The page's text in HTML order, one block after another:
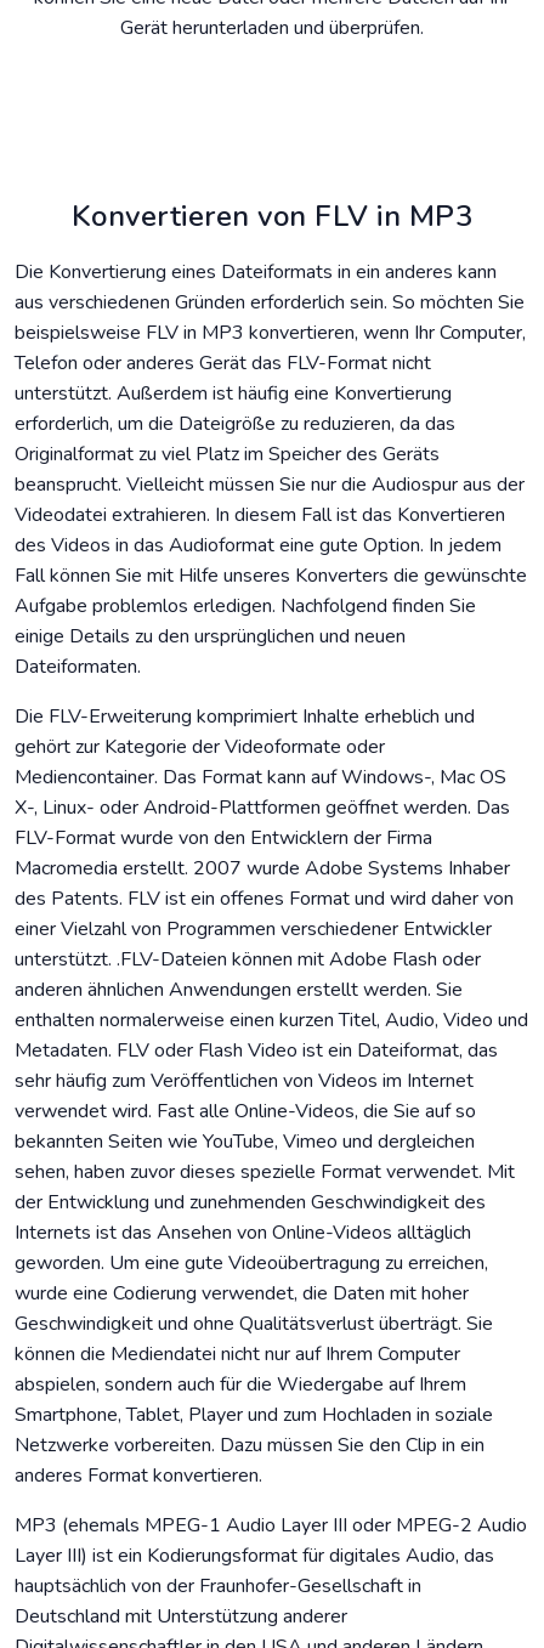
Gerät herunterladen und überprüfen.
Konvertieren von FLV in MP3
Die Konvertierung eines Dateiformats in ein anderes kann
aus verschiedenen Gründen erforderlich sein. So möchten Sie
beispielsweise FLV in MP3 konvertieren, wenn Ihr Computer,
Telefon oder anderes Gerät das FLV-Format nicht
unterstützt. Außerdem ist häufig eine Konvertierung
erforderlich, um die Dateigröße zu reduzieren, da das
Originalformat zu viel Platz im Speicher des Geräts
beansprucht. Vielleicht müssen Sie nur die Audiospur aus der
Videodatei extrahieren. In diesem Fall ist das Konvertieren
des Videos in das Audioformat eine gute Option. In jedem
Fall können Sie mit Hilfe unseres Konverters die gewünschte
Aufgabe problemlos erledigen. Nachfolgend finden Sie
einige Details zu den ursprünglichen und neuen
Dateiformaten.
Die FLV-Erweiterung komprimiert Inhalte erheblich und
gehört zur Kategorie der Videoformate oder
Mediencontainer. Das Format kann auf Windows-, Mac OS
X-, Linux- oder Android-Plattformen geöffnet werden. Das
FLV-Format wurde von den Entwicklern der Firma
Macromedia erstellt. 2007 wurde Adobe Systems Inhaber
des Patents. FLV ist ein offenes Format und wird daher von
einer Vielzahl von Programmen verschiedener Entwickler
unterstützt. .FLV-Dateien können mit Adobe Flash oder
anderen ähnlichen Anwendungen erstellt werden. Sie
enthalten normalerweise einen kurzen Titel, Audio, Video und
Metadaten. FLV oder Flash Video ist ein Dateiformat, das
sehr häufig zum Veröffentlichen von Videos im Internet
verwendet wird. Fast alle Online-Videos, die Sie auf so
bekannten Seiten wie YouTube, Vimeo und dergleichen
sehen, haben zuvor dieses spezielle Format verwendet. Mit
der Entwicklung und zunehmenden Geschwindigkeit des
Internets ist das Ansehen von Online-Videos alltäglich
geworden. Um eine gute Videoübertragung zu erreichen,
wurde eine Codierung verwendet, die Daten mit hoher
Geschwindigkeit und ohne Qualitätsverlust überträgt. Sie
können die Mediendatei nicht nur auf Ihrem Computer
abspielen, sondern auch für die Wiedergabe auf Ihrem
Smartphone, Tablet, Player und zum Hochladen in soziale
Netzwerke vorbereiten. Dazu müssen Sie den Clip in ein
anderes Format konvertieren.
MP3 (ehemals MPEG-1 Audio Layer III oder MPEG-2 Audio
Layer III) ist ein Kodierungsformat für digitales Audio, das
hauptsächlich von der Fraunhofer-Gesellschaft in
Deutschland mit Unterstützung anderer